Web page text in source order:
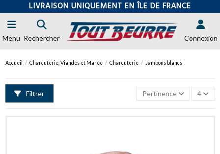
LIVRAISON UNIQUEMENT EN ÎLE DE FRANCE
Menu Rechercher Connexion
Accueil Charcuterie, Viandes et Marée Charcuterie Jambons blancs
Filtrer Pertinence 4